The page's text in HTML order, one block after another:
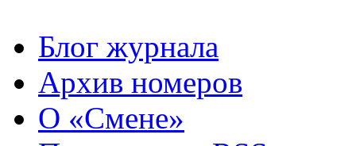
Блог журнала
Архив номеров
О «Смене»